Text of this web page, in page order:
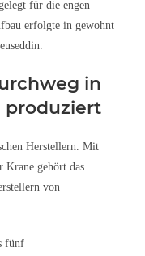
für die engen
erfolgte in gewohnt
in
produziert
Herstellern. Mit
Krane gehört das
von
fünf